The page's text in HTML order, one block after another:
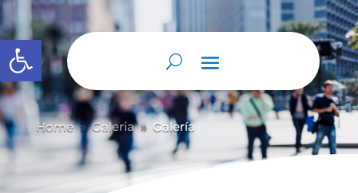
Abrir barra de herramientas
Home 9 Galeria 9 Galería